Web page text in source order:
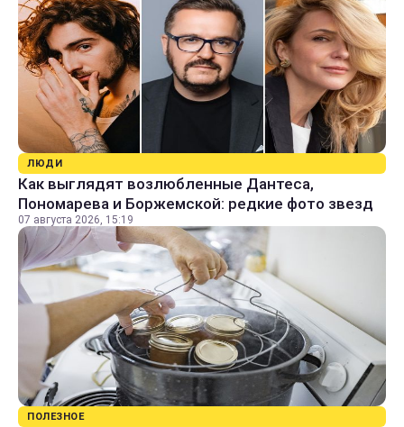
ЛЮДИ
Как выглядят возлюбленные Дантеса,
Пономарева и Боржемской: редкие фото звезд
07 августа 2026, 15:19
ПОЛЕЗНОЕ